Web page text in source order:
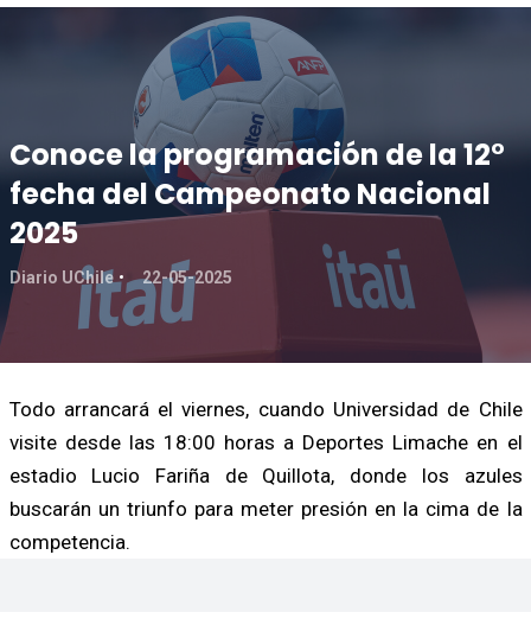
Conoce la programación de la 12°
fecha del Campeonato Nacional
2025
Diario UChile 22-05-2025
Todo arrancará el viernes, cuando Universidad de Chile
visite desde las 18:00 horas a Deportes Limache en el
estadio Lucio Fariña de Quillota, donde los azules
buscarán un triunfo para meter presión en la cima de la
competencia.